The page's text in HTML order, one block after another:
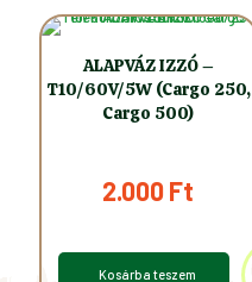
ALAPVÁZ IZZÓ –
T10/60V/5W (Cargo 250,
Cargo 500)
2.000Ft
Kosárba teszem